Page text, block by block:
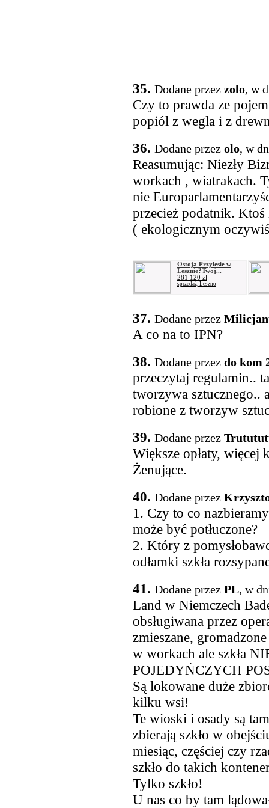
35. Dodane przez zolo, w
Czy to prawda ze
popiól z wegla i z
36. Dodane przez olo, w
Reasumując: Niezły
workach , wiatrakach.
nie
przecież podatnik.
( ekologicznym
Ostoja Przylesie w
Lesznie?Twoj...
281 120 zł
sprzedaż, Leszno
37. Dodane przez
A co na to IPN?
38. Dodane przez do kom
przeczytaj regulamin..
tworzywa sztucznego..
robione z tworzyw
39. Dodane przez
Większe opłaty, więcej
Żenujące.
40. Dodane przez
1. Czy to co
może być potłuczone?
2. Który z
odłamki szkła
41. Dodane przez PL, w
Land w Niemczech
obsługiwana przez
zmieszane,
w workach ale szkła
POJEDYŃCZYCH
Są lokowane duże
kilku wsi!
Te wioski i osady są
zbierają szkło w
miesiąc, częściej czy
szkło do takich
Tylko szkło!
U nas co by tam